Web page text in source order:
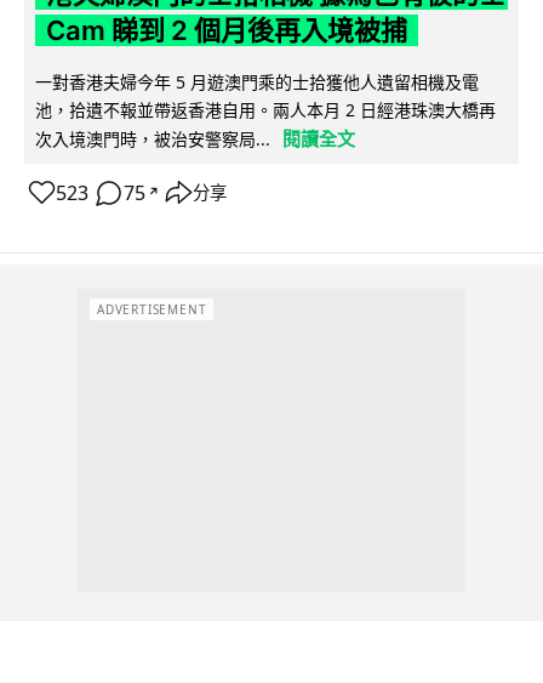
Cam 睇到 2 個月後再入境被捕
一對香港夫婦今年 5 月遊澳門乘的士拾獲他人遺留相機及電
池，拾遺不報並帶返香港自用。兩人本月 2 日經港珠澳大橋再
次入境澳門時，被治安警察局...
閱讀全文
523 75 ↗ 分享
ADVERTISEMENT